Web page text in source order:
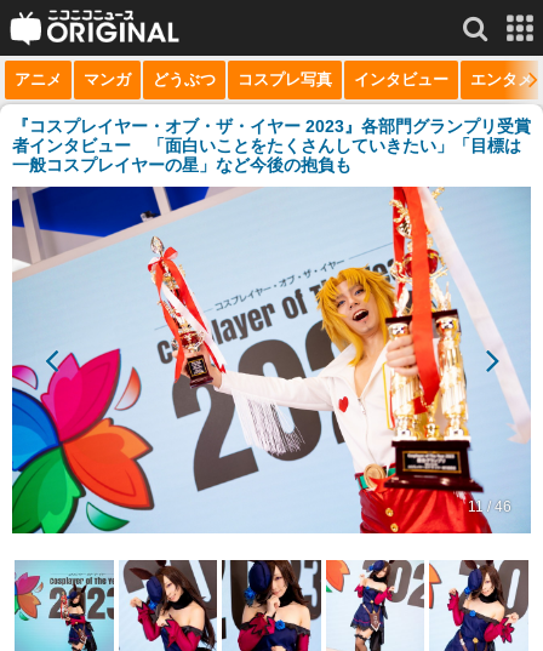
サービス一覧 もっと見る
niconico
動画
生放送
ニュース
マンガ
ニコニコQ
アニメ マンガ どうぶつ コスプレ写真 インタビュー エンタメ
『コスプレイヤー・オブ・ザ・イヤー 2023』各部門グランプリ受賞
者インタビュー 「面白いことをたくさんしていきたい」「目標は
一般コスプレイヤーの星」など今後の抱負も
11 / 46